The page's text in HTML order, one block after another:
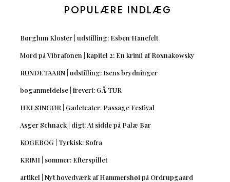
POPULÆRE INDLÆG
Børglum Kloster | udstilling: Esben Hanefelt
Mord på Vibrafonen | kapitel 2: En krimi af Roxnakowsky
RUNDETAARN | udstilling: Isens brydninger
boganmeldelse | frevert: GÅ TUR
HELSINGØR | Gadeteater: Passage Festival
Asger Schnack | digt: At sidde på Palæ Bar
KOGEBOG | Tyrkisk: Sofra
KRIMI | sommer: Efterspillet
artikel | Nyt hovedværk af Hammershøi på Ordrupgaard